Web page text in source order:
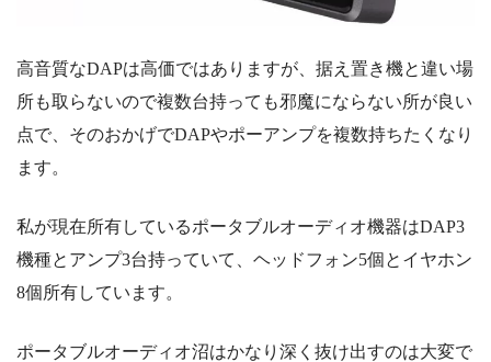
高音質なDAPは高価ではありますが、据え置き機と違い場
所も取らないので複数台持っても邪魔にならない所が良い
点で、 そのおかげでDAPやポーアンプを複数持ちたくなり
ます。
私が現在所有しているポータブルオーディオ機器はDAP3
機種とアンプ3台持っていて、ヘッドフォン5個とイヤホン
8個所有しています。
ポータブルオーディオ沼はかなり深く抜け出すのは大変で